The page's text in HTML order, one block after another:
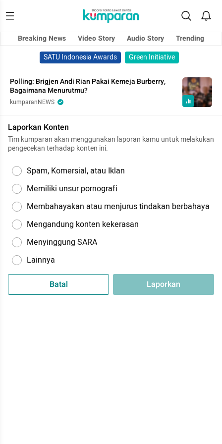
Breaking News Video Story Audio Story
Trending
SATU Indonesia Awards
Green Initiative
Polling: Brigjen Andi Rian Pakai Kemeja Burberry,
Bagaimana Menurutmu?
kumparanNEWS
Laporkan Konten
Tim kumparan akan menggunakan laporan kamu untuk melakukan
pengecekan terhadap konten ini.
Spam, Komersial, atau Iklan
Memiliki unsur pornografi
Membahayakan atau menjurus tindakan berbahaya
Mengandung konten kekerasan
Menyinggung SARA
Lainnya
Batal Laporkan